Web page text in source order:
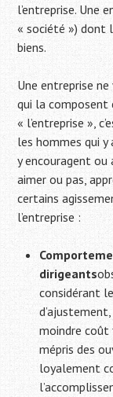
l’entreprise. Une
« société ») dont
biens.
Une entreprise
qui la composent
« l’entreprise »,
les hommes qui y
y encouragent
aimer ou pas,
certains
l’entreprise :
dirigeants
considérant
moindre coût
mépris des
loyalement